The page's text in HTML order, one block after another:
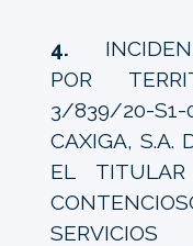
4.
POR
3/839/20-S1-
CAXIGA, S.A.
EL TITULAR